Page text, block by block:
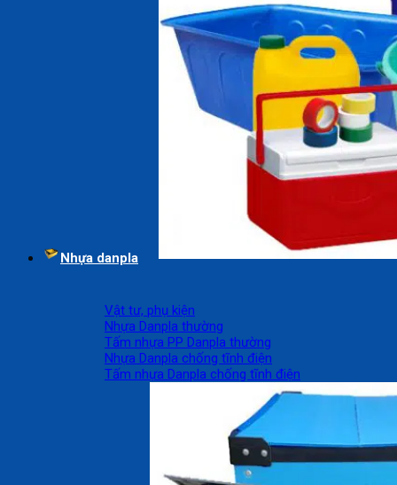
Nhựa danpla
Vật tư, phụ kiện
Nhựa Danpla thường
Tấm nhựa PP Danpla thường
Nhựa Danpla chống tĩnh điện
Tấm nhựa Danpla chống tĩnh điện